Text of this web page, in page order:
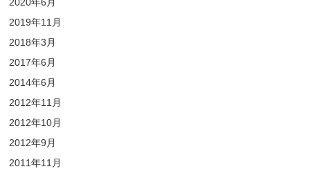
2019年11月
2018年3月
2017年6月
2014年6月
2012年11月
2012年10月
2012年9月
2011年11月